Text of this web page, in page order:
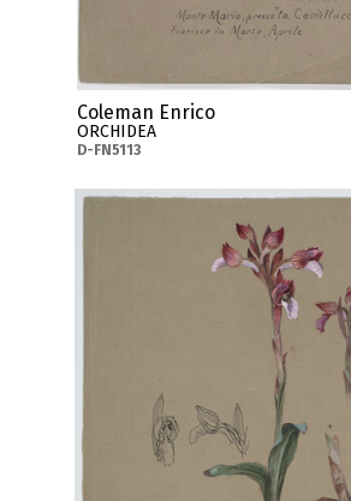
Coleman Enrico
ORCHIDEA
D-FN5113